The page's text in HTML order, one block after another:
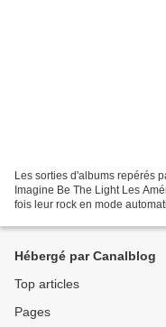
Les sorties d'albums repérés
Imagine Be The Light Les
fois leur rock en mode
Hébergé par Canalblog
Top articles
Pages